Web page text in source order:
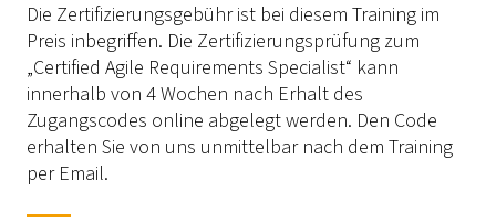
Die Zertifizierungsgebühr ist bei diesem Training im
Preis inbegriffen. Die Zertifizierungsprüfung zum
„Certified Agile Requirements Specialist“ kann
innerhalb von 4 Wochen nach Erhalt des
Zugangscodes online abgelegt werden. Den Code
erhalten Sie von uns unmittelbar nach dem Training
per Email.